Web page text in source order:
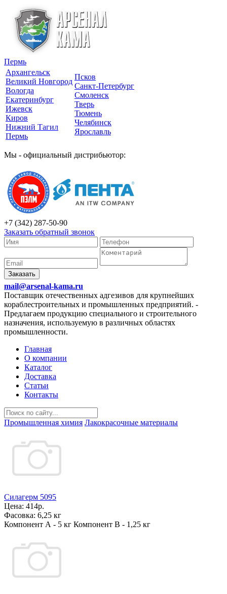
Пермь
Архангельск
Великий Новгород
Вологда
Екатеринбург
Ижевск
Киров
Нижний Тагил
Пермь
Псков
Санкт-Петербург
Смоленск
Тверь
Тюмень
Челябинск
Ярославль
Мы - официальный дистрибьютор:
+7 (342) 287-50-90
Заказать обратный звонок
Заказать
mail@arsenal-kama.ru
Поставщик отечественных адгезивов для крупнейших
кораблестроительных и промышленных предприятий. -
Предлагаем продукцию специального и строительного
назначения, используемую в различных областях
промышленности.
Главная
О компании
Каталог
Доставка
Статьи
Контакты
Промышленная химия Лакокрасочные материалы
Силагерм 5095
Цена: 414р.
Фасовка: 6,25 кг
Компонент А - 5 кг Компонент В - 1,25 кг